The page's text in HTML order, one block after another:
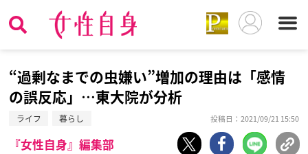
“過剰なまでの虫嫌い”増加の理由は「感情
の誤反応」…東大院が分析
ライフ 暮らし 投稿日：2021/09/21 15:50
『女性自身』編集部